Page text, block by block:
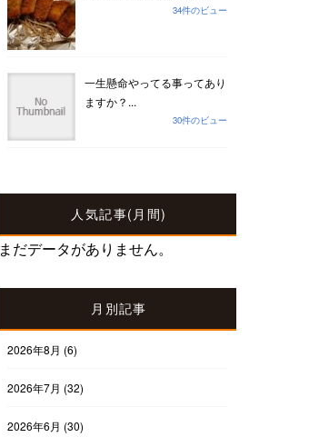
34件のビュー
一生懸命やってる事ってあり
ますか？...
30件のビュー
人気記事(月間)
まだデータがありません。
月別記事
2026年8月 (6)
2026年7月 (32)
2026年6月 (30)